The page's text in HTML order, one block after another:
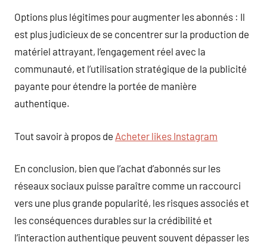
Options plus légitimes pour augmenter les abonnés : Il
est plus judicieux de se concentrer sur la production de
matériel attrayant, l’engagement réel avec la
communauté, et l’utilisation stratégique de la publicité
payante pour étendre la portée de manière
authentique.
Tout savoir à propos de Acheter likes Instagram
En conclusion, bien que l’achat d’abonnés sur les
réseaux sociaux puisse paraître comme un raccourci
vers une plus grande popularité, les risques associés et
les conséquences durables sur la crédibilité et
l’interaction authentique peuvent souvent dépasser les